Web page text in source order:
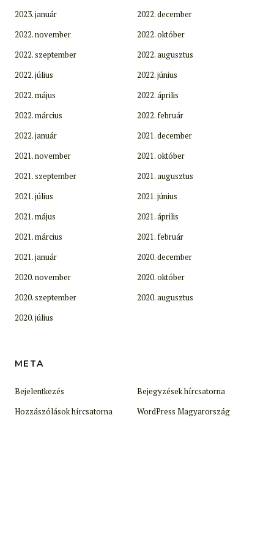
2023. január
2022. december
2022. november
2022. október
2022. szeptember
2022. augusztus
2022. július
2022. június
2022. május
2022. április
2022. március
2022. február
2022. január
2021. december
2021. november
2021. október
2021. szeptember
2021. augusztus
2021. július
2021. június
2021. május
2021. április
2021. március
2021. február
2021. január
2020. december
2020. november
2020. október
2020. szeptember
2020. augusztus
2020. július
META
Bejelentkezés
Bejegyzések hírcsatorna
Hozzászólások hírcsatorna
WordPress Magyarország